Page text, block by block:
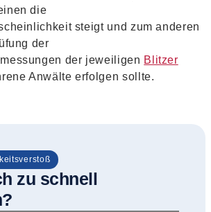
die
steigt und zum anderen
der
der jeweiligen Blitzer
Anwälte erfolgen sollte.
zu schnell